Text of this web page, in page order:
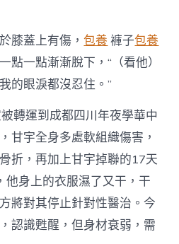
膝蓋上有傷，包養 褲子包養
點一點漸漸脫下，“（看他）
的眼淚都沒忍住。”
轉運到成都四川年夜學華中
甘宇全身多處軟組織傷害，
折，再加上甘宇掉聯的17天
他身上的衣服濕了又干，干
將對其停止針對性醫治。今
認識甦醒，但身材衰弱，需